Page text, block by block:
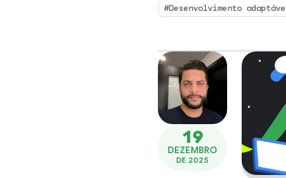
#Desenvolvimento
19
DEZEMBRO
DE 2025